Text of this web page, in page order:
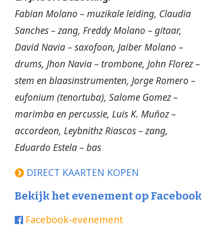
Fabian Molano – muzikale leiding, Claudia
Sanches – zang, Freddy Molano – gitaar,
David Navia – saxofoon, Jaiber Molano –
drums, Jhon Navia – trombone, John Florez –
stem en blaasinstrumenten, Jorge Romero –
eufonium (tenortuba), Salome Gomez –
marimba en percussie, Luis K. Muñoz –
accordeon, Leybnithz Riascos – zang,
Eduardo Estela – bas
DIRECT KAARTEN KOPEN
Bekijk het evenement op Facebook
Facebook-evenement